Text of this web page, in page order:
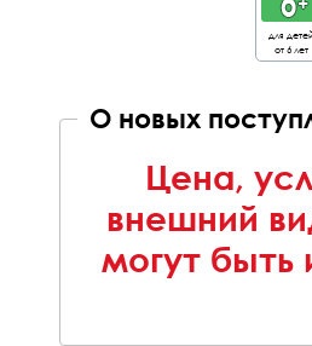
для
от 6 лет
О новых
Цена,
внешний
могут быть